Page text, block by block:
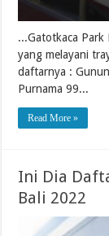
...Gatotkaca Park
yang melayani
daftarnya :
Purnama 99...
Read More »
Ini Dia
Bali 2022